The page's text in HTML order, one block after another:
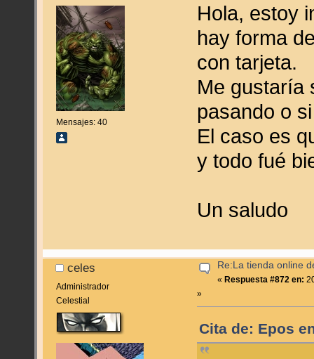
Mensajes: 40
Hola, estoy
hay forma
con tarjeta.
Me gustaría
pasando o
El caso es
y todo fué
Un saludo
celes
Administrador
Celestial
Re:La tienda online
« Respuesta #872 en:
»
Cita de: Epos